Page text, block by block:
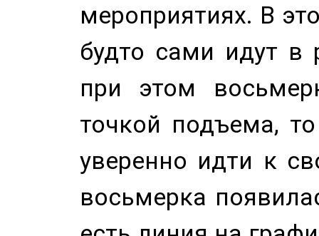
мероприятиях. В
будто сами идут в
при этом
точкой подъема,
уверенно идти к
восьмерка